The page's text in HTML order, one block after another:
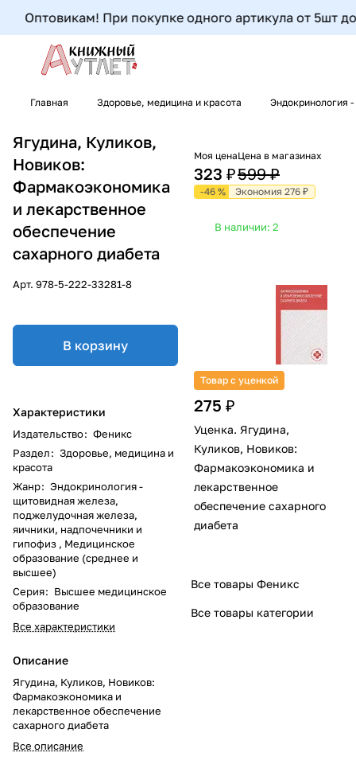
Оптовикам! При покупке одного артикула от 5шт до
Главная Здоровье, медицина и красота Эндокринология
Ягудина, Куликов,
Новиков:
Фармакоэкономика
и лекарственное
обеспечение
сахарного диабета
Арт. 978-5-222-33281-8
В корзину
Характеристики
Издательство: Феникс
Раздел: Здоровье, медицина и
красота
Жанр: Эндокринология -
щитовидная железа,
поджелудочная железа,
яичники, надпочечники и
гипофиз , Медицинское
образование (среднее и
высшее)
Серия: Высшее медицинское
образование
Все характеристики
Описание
Ягудина, Куликов, Новиков:
Фармакоэкономика и
лекарственное обеспечение
сахарного диабета
Все описание
Моя цена
323 ₽
Цена в магазинах
599 ₽
-46 % Экономия 276 ₽
В наличии: 2
Товар с уценкой
275 ₽
Уценка. Ягудина,
Куликов, Новиков:
Фармакоэкономика и
лекарственное
обеспечение сахарного
диабета
Все товары Феникс
Все товары категории